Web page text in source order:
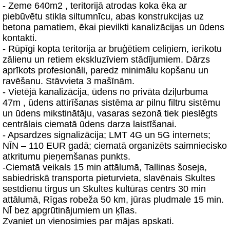
- Zeme 640m2 , teritorijā atrodas koka ēka ar
piebūvētu stikla siltumnīcu, abas konstrukcijas uz
betona pamatiem, ēkai pievilkti kanalizācijas un ūdens
kontakti.
- Rūpīgi kopta teritorija ar bruģētiem celiņiem, ierīkotu
zālienu un retiem ekskluzīviem stādījumiem. Dārzs
aprīkots profesionāli, paredz minimālu kopšanu un
ravēšanu. Stāvvieta 3 mašīnām.
- Vietējā kanalizācija, ūdens no privāta dziļurbuma
47m , ūdens attirīšanas sistēma ar pilnu filtru sistēmu
un ūdens mikstinātāju, vasaras sezonā tiek pieslēgts
centrālais ciematā ūdens darza laistīšanai.
- Apsardzes signalizācija; LMT 4G un 5G internets;
NĪN – 110 EUR gadā; ciematā organizēts saimniecisko
atkritumu pieņemšanas punkts.
-Ciematā veikals 15 min attālumā, Tallinas šoseja,
sabiedriskā transporta pieturvieta, slavēnais Skultes
sestdienu tirgus un Skultes kultūras centrs 30 min
attālumā, Rīgas robeža 50 km, jūras pludmale 15 min.
NĪ bez apgrūtinājumiem un ķīlas.
Zvaniet un vienosimies par mājas apskati.